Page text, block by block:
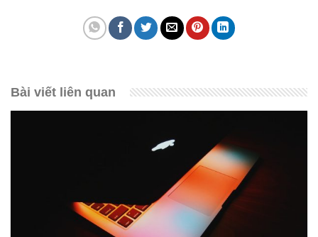
Bài viết liên quan